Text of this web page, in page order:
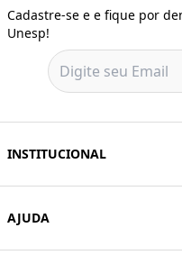
Cadastre-se e e fique por
Unesp!
INSTITUCIONAL
AJUDA